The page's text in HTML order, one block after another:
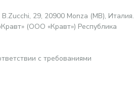
B.Zucchi, 29, 20900 Monza (MB), Италия.
(ООО «Кравт») Республика
с требованиями